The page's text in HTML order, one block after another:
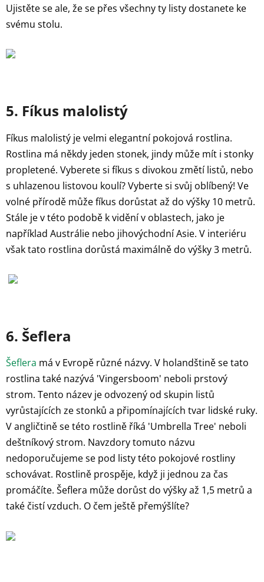
Ujistěte se ale, že se přes všechny ty listy dostanete ke
svému stolu.
5. Fíkus malolistý
Fíkus malolistý je velmi elegantní pokojová rostlina.
Rostlina má někdy jeden stonek, jindy může mít i stonky
propletené. Vyberete si fíkus s divokou změtí listů, nebo
s uhlazenou listovou koulí? Vyberte si svůj oblíbený! Ve
volné přírodě může fíkus dorůstat až do výšky 10 metrů.
Stále je v této podobě k vidění v oblastech, jako je
například Austrálie nebo jihovýchodní Asie. V interiéru
však tato rostlina dorůstá maximálně do výšky 3 metrů.
6. Šeflera
Šeflera má v Evropě různé názvy. V holandštině se tato
rostlina také nazývá 'Vingersboom' neboli prstový
strom. Tento název je odvozený od skupin listů
vyrůstajících ze stonků a připomínajících tvar lidské ruky.
V angličtině se této rostlině říká 'Umbrella Tree' neboli
deštníkový strom. Navzdory tomuto názvu
nedoporučujeme se pod listy této pokojové rostliny
schovávat. Rostlině prospěje, když ji jednou za čas
promáčíte. Šeflera může dorůst do výšky až 1,5 metrů a
také čistí vzduch. O čem ještě přemýšlíte?